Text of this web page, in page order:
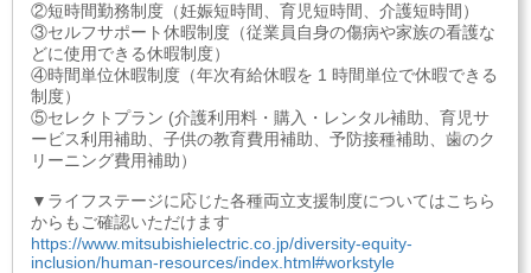
②短時間勤務制度（妊娠短時間、育児短時間、介護短時間）
③セルフサポート休暇制度（従業員自身の傷病や家族の看護な
どに使用できる休暇制度）
④時間単位休暇制度（年次有給休暇を 1 時間単位で休暇できる
制度）
⑤セレクトプラン (介護利用料・購入・レンタル補助、育児サ
ービス利用補助、子供の教育費用補助、予防接種補助、歯のク
リーニング費用補助）
▼ライフステージに応じた各種両立支援制度についてはこちら
からもご確認いただけます
https://www.mitsubishielectric.co.jp/diversity-equity-
inclusion/human-resources/index.html#workstyle